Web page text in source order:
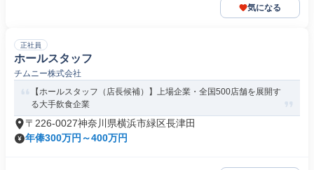
気になる
正社員
ホールスタッフ
チムニー株式会社
【ホールスタッフ（店長候補）】上場企業・全国500店舗を展開す
る大手飲食企業
〒226-0027神奈川県横浜市緑区長津田
年俸300万円～400万円